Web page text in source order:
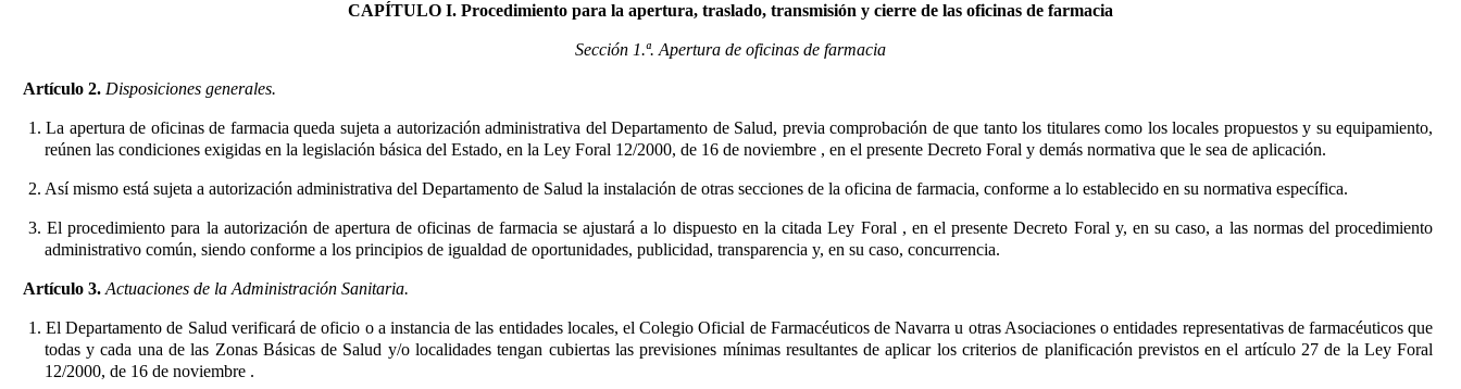
CAPÍTULO I. Procedimiento para la apertura, traslado, transmisión y cierre de las oficinas de farmacia
Sección 1.ª. Apertura de oficinas de farmacia
Artículo 2. Disposiciones generales.
1. La apertura de oficinas de farmacia queda sujeta a autorización administrativa del Departamento de Salud, previa comprobación de que tanto los titulares como los locales propuestos y su equipamiento,
reúnen las condiciones exigidas en la legislación básica del Estado, en la Ley Foral 12/2000, de 16 de noviembre , en el presente Decreto Foral y demás normativa que le sea de aplicación.
2. Así mismo está sujeta a autorización administrativa del Departamento de Salud la instalación de otras secciones de la oficina de farmacia, conforme a lo establecido en su normativa específica.
3. El procedimiento para la autorización de apertura de oficinas de farmacia se ajustará a lo dispuesto en la citada Ley Foral , en el presente Decreto Foral y, en su caso, a las normas del procedimiento
administrativo común, siendo conforme a los principios de igualdad de oportunidades, publicidad, transparencia y, en su caso, concurrencia.
Artículo 3. Actuaciones de la Administración Sanitaria.
1. El Departamento de Salud verificará de oficio o a instancia de las entidades locales, el Colegio Oficial de Farmacéuticos de Navarra u otras Asociaciones o entidades representativas de farmacéuticos que
todas y cada una de las Zonas Básicas de Salud y/o localidades tengan cubiertas las previsiones mínimas resultantes de aplicar los criterios de planificación previstos en el artículo 27 de la Ley Foral
12/2000, de 16 de noviembre .